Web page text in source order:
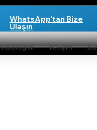
WhatsApp'tan Bize
Ulaşın
Kataloglar İletişim